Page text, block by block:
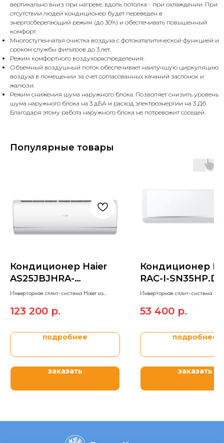
вертикально вниз при нагреве, вдоль потолка - при охлаждении. При
отсутствии людей кондиционер будет переведен в
энергосберегающий режим (до 30%) и обеспечивать повышенный
комфорт.
Многоступенчатая очистка воздуха с фотокаталитической функцией и
сроком службы фильтров до 3 лет.
Режим комфортного воздухораспределения.
Объемный воздушный поток обеспечивает наилучшую циркуляцию
воздуха в помещении за счет согласованных качаний заслонок и
жалюзи.
Режим снижения шума наружного блока. Позволяет снизить уровень
шума наружного блока на 3 дБА и расход электроэнергии на 3 Дб.
Благодаря этому работа наружного блока не потревожит соседей.
Популярные товары
Кондиционер Haier
AS25JBJHRA-
W/1U25JEJFRA
Инверторная сплит-система Haier из
123 200 р.
подробнее
заказать
Кондиционер
RAC-I-
Инверторная сплит-система
2023.
53 400 р.
подробнее
заказать